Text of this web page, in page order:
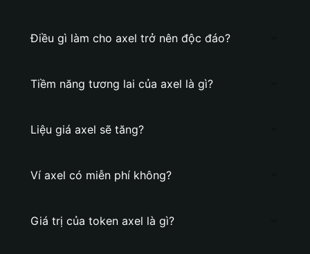
Điều gì làm cho axel trở nên độc đáo?
Tiềm năng tương lai của axel là gì?
Liệu giá axel sẽ tăng?
Ví axel có miễn phí không?
Giá trị của token axel là gì?